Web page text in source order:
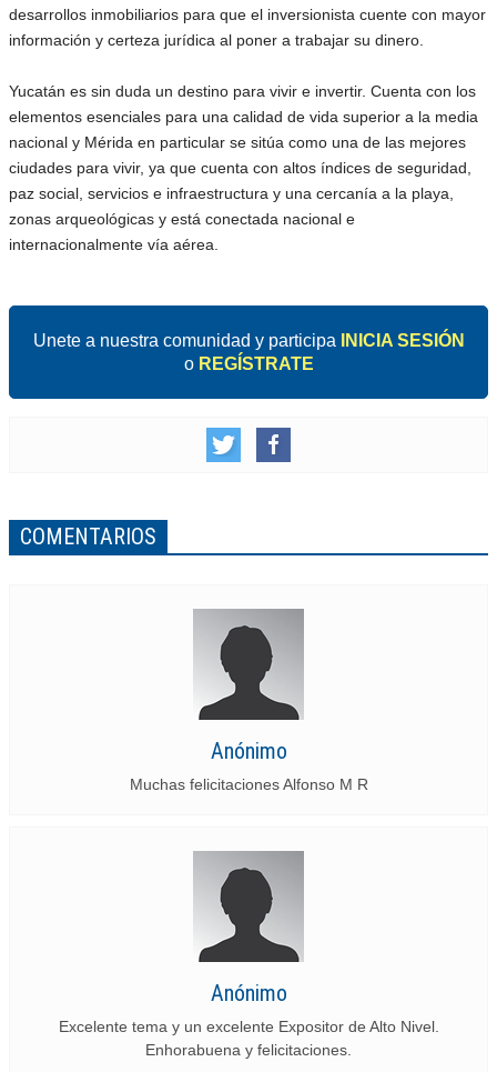
desarrollos inmobiliarios para que el inversionista cuente con mayor
información y certeza jurídica al poner a trabajar su dinero.
Yucatán es sin duda un destino para vivir e invertir. Cuenta con los
elementos esenciales para una calidad de vida superior a la media
nacional y Mérida en particular se sitúa como una de las mejores
ciudades para vivir, ya que cuenta con altos índices de seguridad,
paz social, servicios e infraestructura y una cercanía a la playa,
zonas arqueológicas y está conectada nacional e
internacionalmente vía aérea.
Unete a nuestra comunidad y participa
INICIA SESIÓN
o REGÍSTRATE
COMENTARIOS
Anónimo
Muchas felicitaciones Alfonso M R
Anónimo
Excelente tema y un excelente Expositor de Alto Nivel.
Enhorabuena y felicitaciones.